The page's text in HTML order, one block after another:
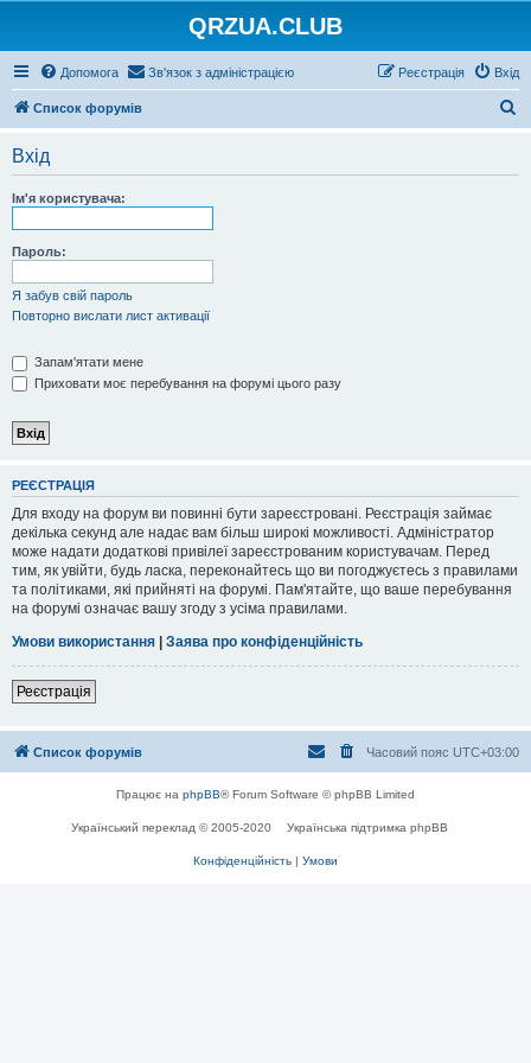
QRZUA.CLUB
Допомога Зв'язок з адміністрацією Вхід
Реєстрація
Список форумів
Вхід
Ім'я користувача:
Пароль:
Я забув свій пароль
Повторно вислати лист активації
Запам'ятати мене
Приховати моє перебування на форумі цього разу
РЕЄСТРАЦІЯ
Для входу на форум ви повинні бути зареєстровані. Реєстрація займає
декілька секунд але надає вам більш широкі можливості. Адміністратор
може надати додаткові привілеї зареєстрованим користувачам. Перед
тим, як увійти, будь ласка, переконайтесь що ви погоджуєтесь з правилами
та політиками, які прийняті на форумі. Пам'ятайте, що ваше перебування
на форумі означає вашу згоду з усіма правилами.
Умови використання | Заява про конфіденційність
Реєстрація
Список форумів Часовий пояс UTC+03:00
Працює на phpBB® Forum Software © phpBB Limited
Український переклад © 2005-2020 Українська підтримка phpBB
Конфіденційність | Умови